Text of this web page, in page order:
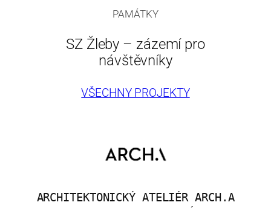
PAMÁTKY
SZ Žleby – zázemí pro
návštěvníky
VŠECHNY PROJEKTY
ARCHITEKTONICKÝ ATELIÉR ARCH.A